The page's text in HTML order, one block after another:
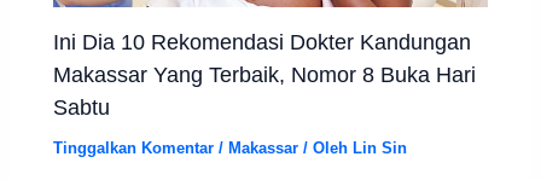
Ini Dia 10 Rekomendasi Dokter Kandungan
Makassar Yang Terbaik, Nomor 8 Buka Hari
Sabtu
Tinggalkan Komentar / Makassar / Oleh Lin Sin